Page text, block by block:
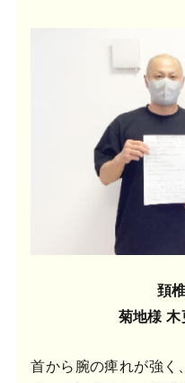
頚
菊地様
首から腕の痺れが強く